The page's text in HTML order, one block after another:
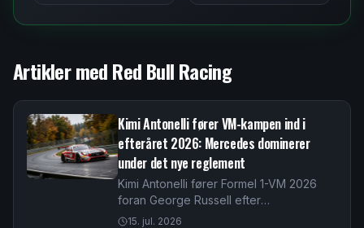
Artikler medRed Bull Racing
Kimi Antonelli fører VM-kampen ind i
efteråret 2026: Mercedes dominerer
under det nye reglement
Kimi Antonelli fører Formel 1-VM 2026
foran George Russell efter
sommerpausen. Mercedes dominerer
15. jul. 2026